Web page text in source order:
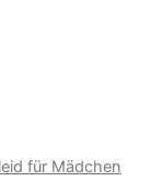
für Mädchen